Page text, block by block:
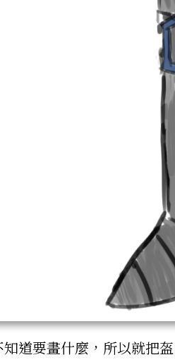
道要畫什麼，所以就把